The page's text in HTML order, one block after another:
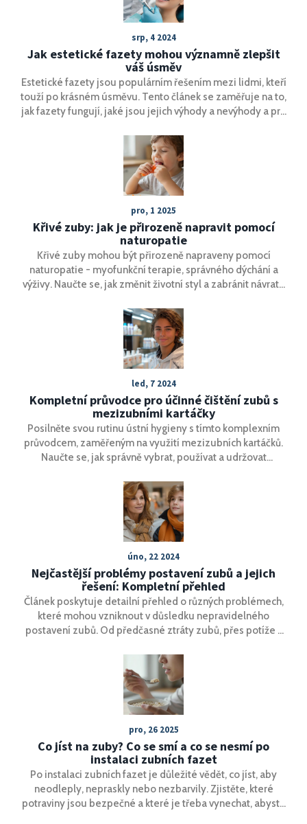
srp, 4 2024
Jak estetické fazety mohou významně zlepšit
váš úsměv
Estetické fazety jsou populárním řešením mezi lidmi, kteří
touží po krásném úsměvu. Tento článek se zaměřuje na to,
jak fazety fungují, jaké jsou jejich výhody a nevýhody a pro
poskytujeme užitečné tipy od odborníků.
pro, 1 2025
Křivé zuby: jak je přirozeně napravit pomocí
naturopatie
Křivé zuby mohou být přirozeně napraveny pomocí
naturopatie - myofunkční terapie, správného dýchání a
výživy. Naučte se, jak změnit životní styl a zabránit návratu
led, 7 2024
Kompletní průvodce pro účinné čištění zubů s
mezizubními kartáčky
Posilněte svou rutinu ústní hygieny s tímto komplexním
průvodcem, zaměřeným na využití mezizubních kartáčků.
Naučte se, jak správně vybrat, používat a udržovat
účinnost. Článek také pokrývá užitečné tipy a triky pro
odstranění zubního plaku a prevenci zubního kazu,
příjemné pro každého, kdo chce mít zdravý úsměv.
úno, 22 2024
Nejčastější problémy postavení zubů a jejich
řešení: Kompletní přehled
Článek poskytuje detailní přehled o různých problémech,
které mohou vzniknout v důsledku nepravidelného
postavení zubů. Od předčasné ztráty zubů, přes potíže s
jak se těmto problémům vyhnout, a zdůrazňuje důležitost
prevence a včasné ortodontické léčby.
pro, 26 2025
Co jíst na zuby? Co se smí a co se nesmí po
instalaci zubních fazet
Po instalaci zubních fazet je důležité vědět, co jíst, aby
neodleply, nepraskly nebo nezbarvily. Zjistěte, které
potraviny jsou bezpečné a které je třeba vynechat, abyste